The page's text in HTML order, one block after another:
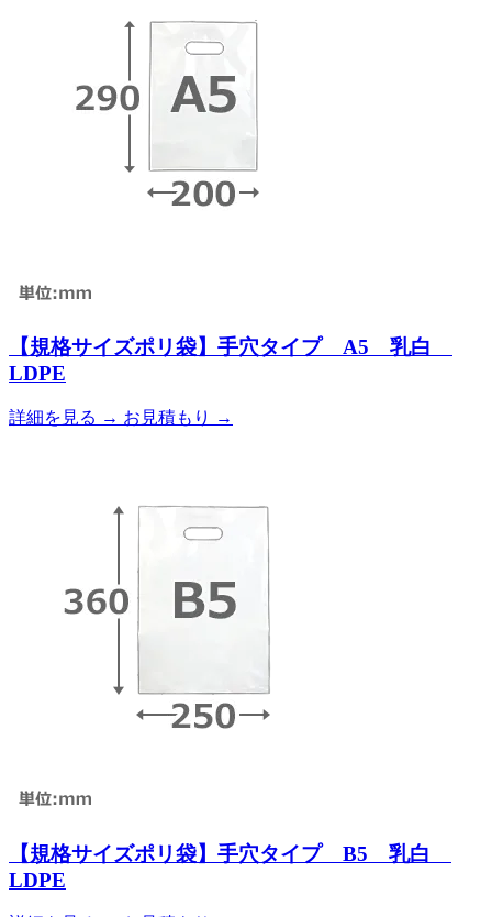
【規格サイズポリ袋】手穴タイプ A5 乳白
LDPE
詳細を見る → お見積もり →
【規格サイズポリ袋】手穴タイプ B5 乳白
LDPE